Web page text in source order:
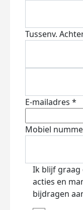
Tussenv.
E-mailadres *
Mobiel
Ik blijf graag
acties en
bijdragen